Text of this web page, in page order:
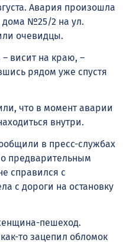
Авария произошла
дома №25/2 на ул.
очевидцы.
– висит на краю, –
рядом уже спустя
что в момент аварии
внутри.
в пресс-службах
предварительным
справился с
с дороги на остановку
пешеход.
то зацепил обломок